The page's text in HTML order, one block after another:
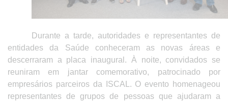
Durante a tarde, autoridades e representantes de
entidades da Saúde conheceram as novas áreas e
descerraram a placa inaugural. À noite, convidados se
reuniram em jantar comemorativo, patrocinado por
empresários parceiros da ISCAL. O evento homenageou
representantes de grupos de pessoas que ajudaram a